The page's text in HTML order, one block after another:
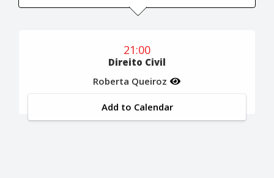
21:00
Direito Civil
Roberta Queiroz
Add to Calendar